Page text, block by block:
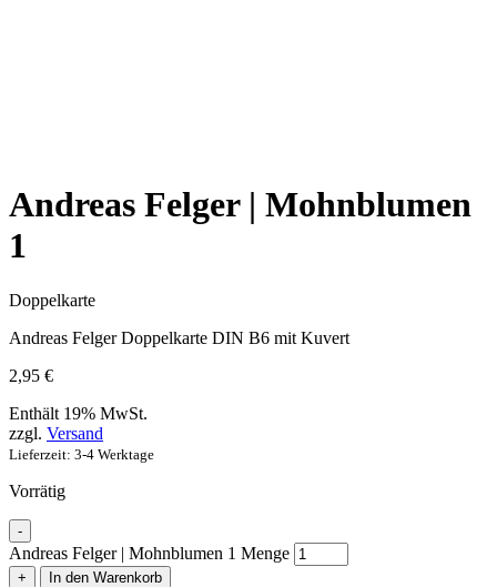
Andreas Felger | Mohnblumen
1
Doppelkarte
Andreas Felger Doppelkarte DIN B6 mit Kuvert
2,95 €
Enthält 19% MwSt.
zzgl. Versand
Lieferzeit: 3-4 Werktage
Vorrätig
-
Andreas Felger | Mohnblumen 1 Menge
+ In den Warenkorb